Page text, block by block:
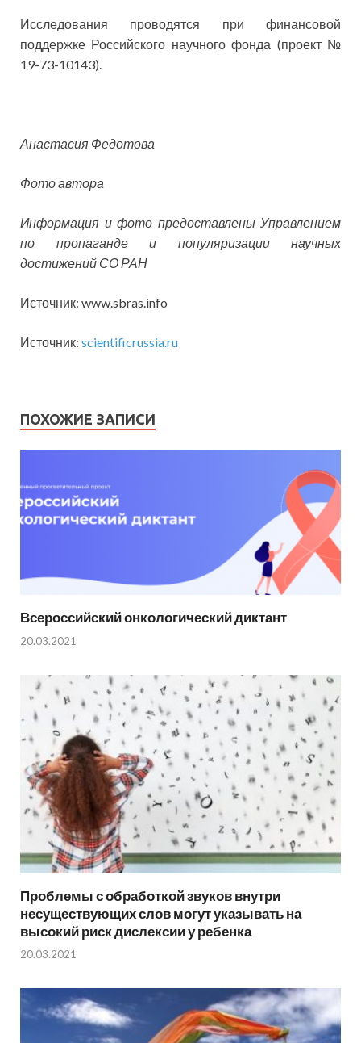
Исследования проводятся при финансовой
поддержке Российского научного фонда (проект №
19-73-10143).
Анастасия Федотова
Фото автора
Информация и фото предоставлены Управлением
по пропаганде и популяризации научных
достижений СО РАН
Источник: www.sbras.info
Источник: scientificrussia.ru
ПОХОЖИЕ ЗАПИСИ
Всероссийский онкологический диктант
20.03.2021
Проблемы с обработкой звуков внутри
несуществующих слов могут указывать на
высокий риск дислексии у ребенка
20.03.2021